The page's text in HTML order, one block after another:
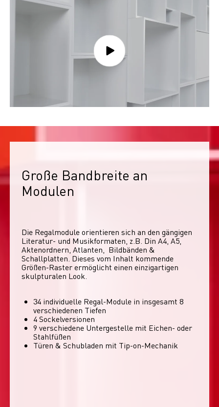
Große Bandbreite an
Modulen
Die Regalmodule orientieren sich an den gängigen
Literatur- und Musikformaten, z.B. Din A4, A5,
Aktenordnern, Atlanten,  Bildbänden &
Schallplatten. Dieses vom Inhalt kommende
Größen-Raster ermöglicht einen einzigartigen
skulpturalen Look.
34 individuelle Regal-Module​ in insgesamt 8
verschiedenen Tiefen
4 Sockelversionen​
9 verschiedene Untergestelle mit Eichen- oder
Stahlfüßen
Türen & Schubladen mit Tip-on-Mechanik